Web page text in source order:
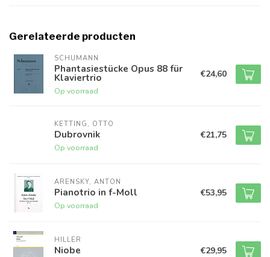
Gerelateerde producten
SCHUMANN
Phantasiestücke Opus 88 für
Klaviertrio
Op voorraad
€24,60
KETTING, OTTO
Dubrovnik
Op voorraad
€21,75
ARENSKY, ANTON
Pianotrio in f-Moll
Op voorraad
€53,95
HILLER
Niobe €29,95